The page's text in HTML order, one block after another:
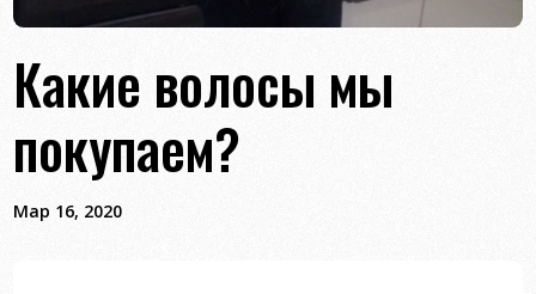
Какие волосы мы
покупаем?
Мар 16, 2020